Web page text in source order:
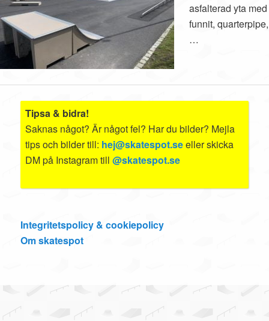
asfalterad yta med
funnit, quarterpipe,
…
Tipsa & bidra!
Saknas något? Är något fel? Har du bilder? Mejla
tips och bilder till: hej@skatespot.seeller skicka
DM på Instagram till@skatespot.se
Integritetspolicy & cookiepolicy
Om skatespot